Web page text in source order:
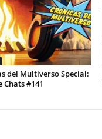
del Multiverso Special:
Chats #141